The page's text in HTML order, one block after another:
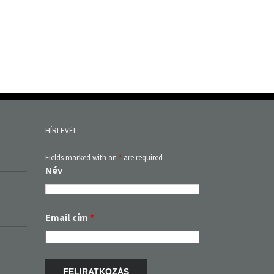
Fields marked with an
Email cím*